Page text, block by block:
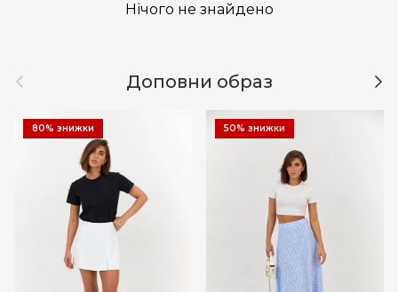
Нічого не знайдено
Назад Доповни образ
80% знижки 50% знижки